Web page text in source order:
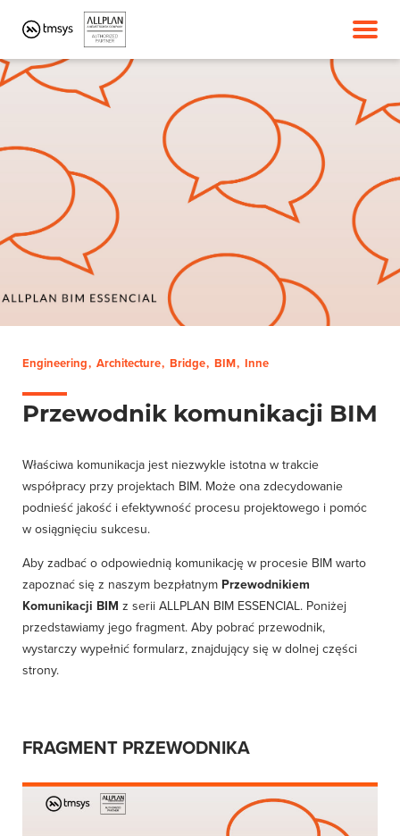
Engineering Architecture Bridge BIM Inne
Przewodnik komunikacji BIM
Właściwa komunikacja jest niezwykle istotna w trakcie
współpracy przy projektach BIM. Może ona zdecydowanie
podnieść jakość i efektywność procesu projektowego i pomóc
w osiągnięciu sukcesu.
Aby zadbać o odpowiednią komunikację w procesie BIM warto
zapoznać się z naszym bezpłatnym Przewodnikiem
Komunikacji BIM z serii ALLPLAN BIM ESSENCIAL. Poniżej
przedstawiamy jego fragment. Aby pobrać przewodnik,
wystarczy wypełnić formularz, znajdujący się w dolnej części
strony.
FRAGMENT PRZEWODNIKA